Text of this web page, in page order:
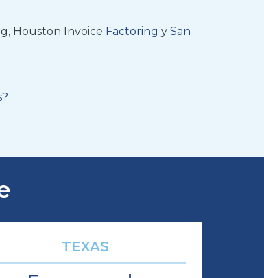
Houston Invoice Factoring ySan
TEXAS